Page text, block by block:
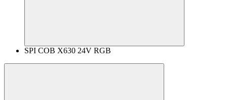
SPI COB X630 24V RGB